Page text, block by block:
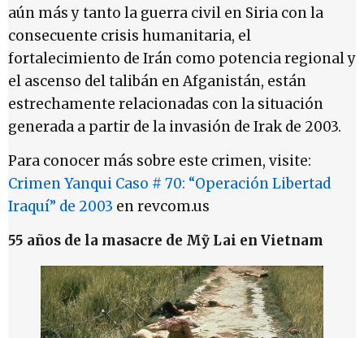
aún más y tanto la guerra civil en Siria con la
consecuente crisis humanitaria, el
fortalecimiento de Irán como potencia regional y
el ascenso del talibán en Afganistán, están
estrechamente relacionadas con la situación
generada a partir de la invasión de Irak de 2003.
Para conocer más sobre este crimen, visite:
Crimen Yanqui Caso # 70: “Operación Libertad
Iraquí” de 2003 en revcom.us
55 años de la masacre de Mỹ Lai en Vietnam